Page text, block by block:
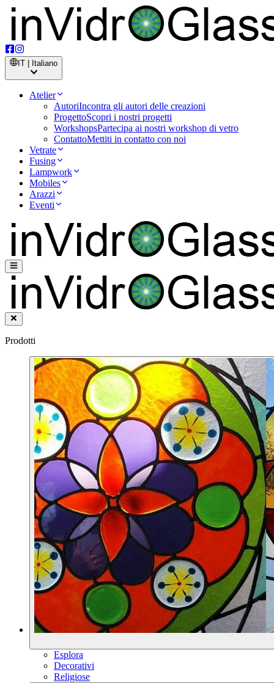
IT | Italiano
Atelier
AutoriIncontra gli autori delle creazioni
ProgettoScopri i nostri progetti
WorkshopsPartecipa ai nostri workshop di vetro
ContattoMettiti in contatto con noi
Vetrate
Fusing
Lampwork
Mobiles
Arazzi
Eventi
Prodotti
Esplora
Decorativi
Religiose